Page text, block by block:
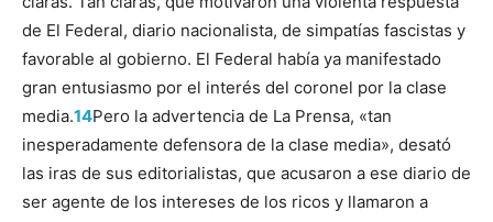
de El Federal, diario nacionalista, de simpatías fascistas y
favorable al gobierno. El Federal había ya manifestado
gran entusiasmo por el interés del coronel por la clase
media.14Pero la advertencia de La Prensa, «tan
inesperadamente defensora de la clase media», desató
las iras de sus editorialistas, que acusaron a ese diario de
ser agente de los intereses de los ricos y llamaron a